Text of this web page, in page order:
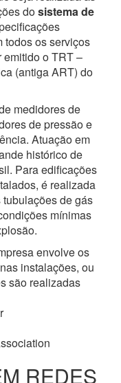
dosistema de
todos os serviços
emitido o TRT –
(antiga ART) do
medidores de
de pressão e
Atuação em
histórico de
Para edificações
é realizada
de gás
mínimas
envolve os
instalações, ou
são realizadas
REDES